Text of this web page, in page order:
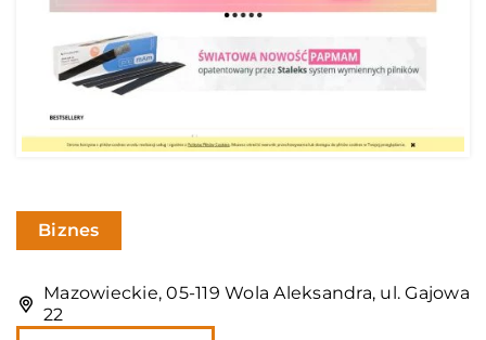
Biznes
Mazowieckie, 05-119 Wola Aleksandra, ul. Gajowa
22